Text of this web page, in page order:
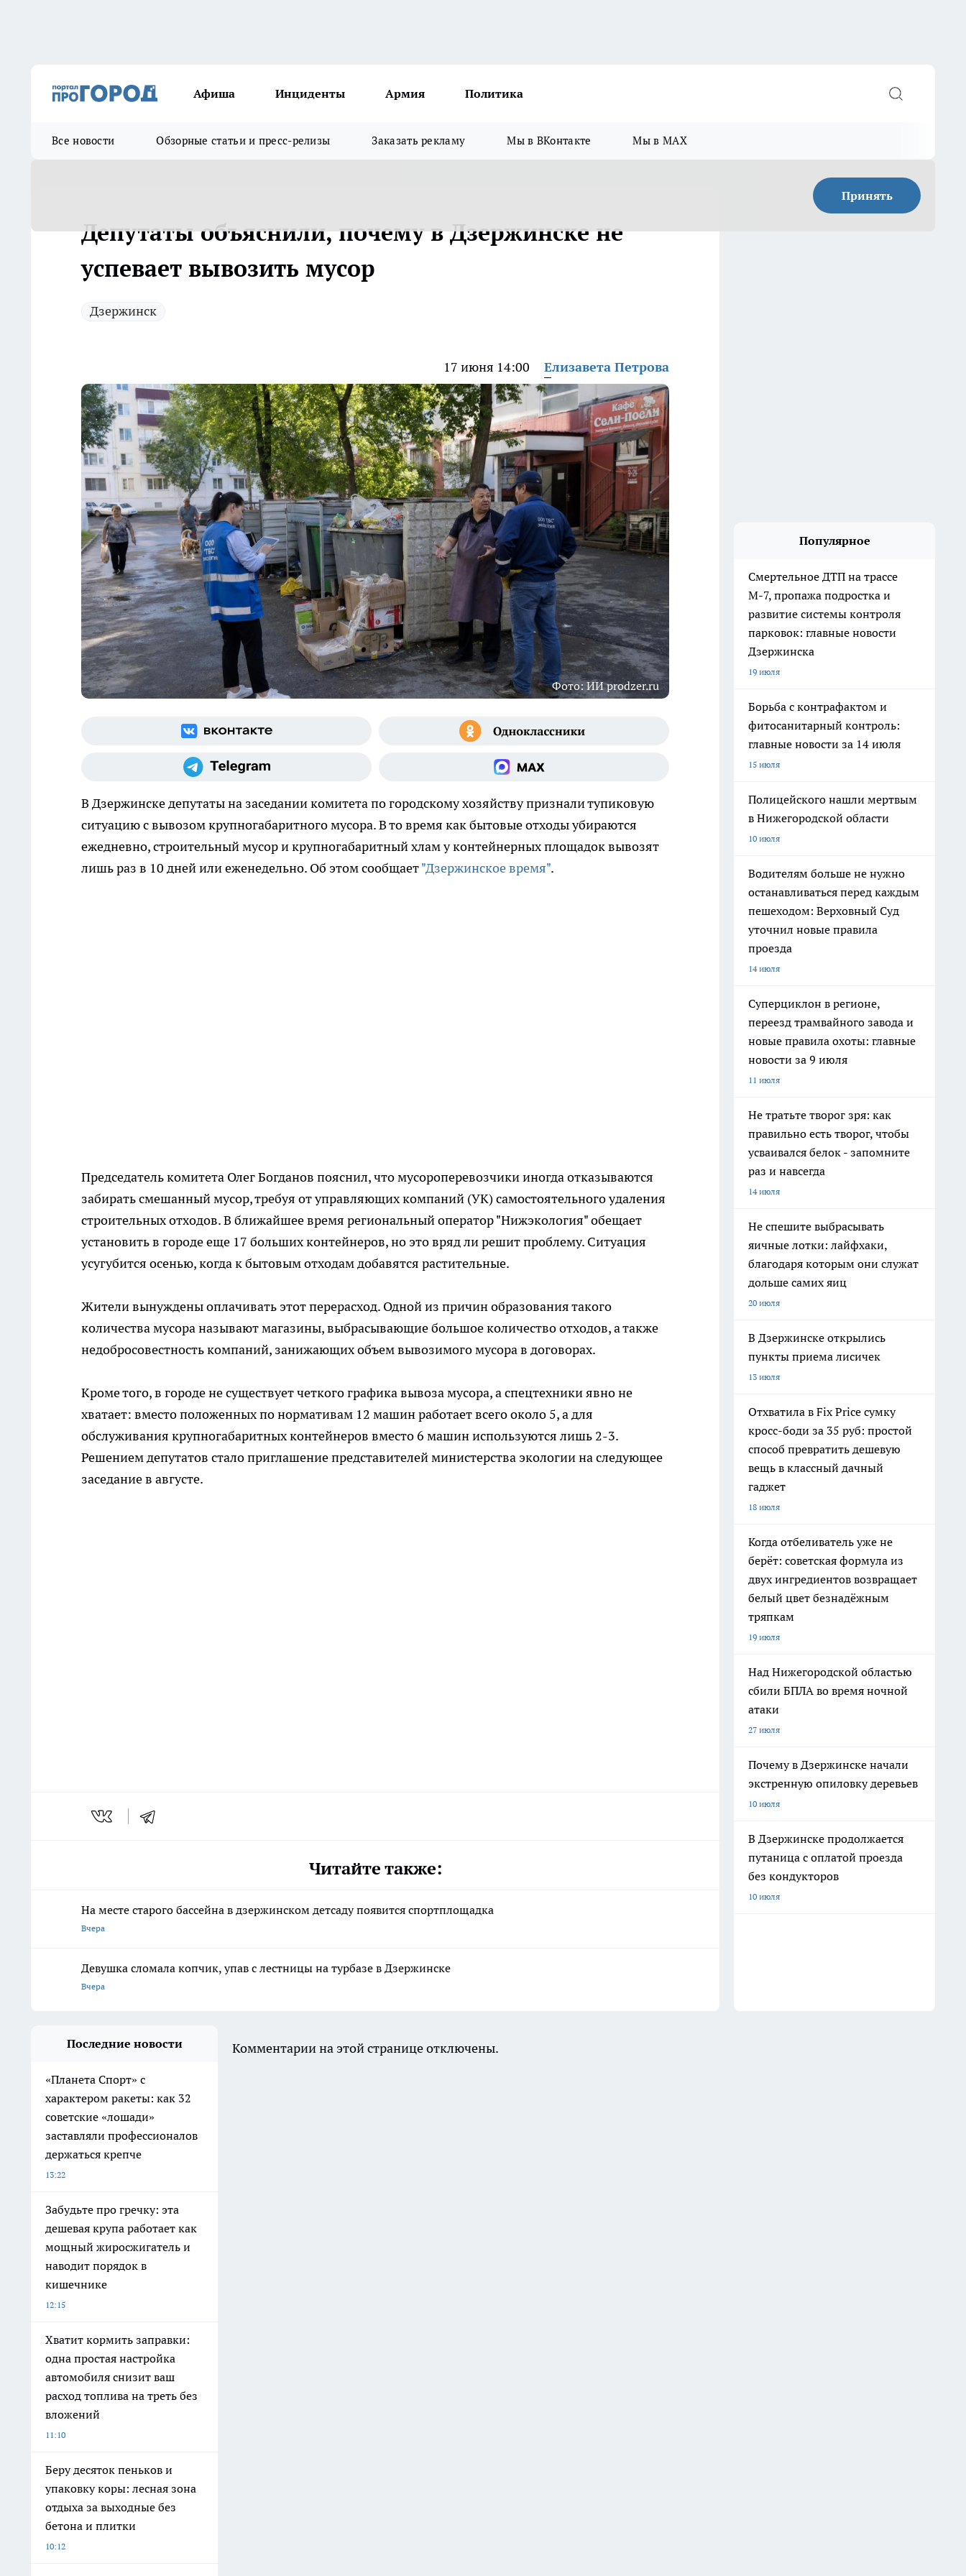
Афиша Инциденты Армия Политика
Все новости Обзорные статьи и пресс-релизы Заказать рекламу Мы в ВКонтакте Мы в MAX
Принять
Депутаты объяснили, почему в Дзержинске не
успевает вывозить мусор
Дзержинск
17 июня 14:00 Елизавета Петрова
Фото: ИИ prodzer.ru
В Дзержинске депутаты на заседании комитета по городскому хозяйству признали тупиковую
ситуацию с вывозом крупногабаритного мусора. В то время как бытовые отходы убираются
ежедневно, строительный мусор и крупногабаритный хлам у контейнерных площадок вывозят
лишь раз в 10 дней или еженедельно. Об этом сообщает"Дзержинское время".
Председатель комитета Олег Богданов пояснил, что мусороперевозчики иногда отказываются
забирать смешанный мусор, требуя от управляющих компаний (УК) самостоятельного удаления
строительных отходов. В ближайшее время региональный оператор "Нижэкология" обещает
установить в городе еще 17 больших контейнеров, но это вряд ли решит проблему. Ситуация
усугубится осенью, когда к бытовым отходам добавятся растительные.
Жители вынуждены оплачивать этот перерасход. Одной из причин образования такого
количества мусора называют магазины, выбрасывающие большое количество отходов, а также
недобросовестность компаний, занижающих объем вывозимого мусора в договорах.
Кроме того, в городе не существует четкого графика вывоза мусора, а спецтехники явно не
хватает: вместо положенных по нормативам 12 машин работает всего около 5, а для
обслуживания крупногабаритных контейнеров вместо 6 машин используются лишь 2-3.
Решением депутатов стало приглашение представителей министерства экологии на следующее
заседание в августе.
Читайте также:
На месте старого бассейна в дзержинском детсаду появится спортплощадка
Вчера
Девушка сломала копчик, упав с лестницы на турбазе в Дзержинске
Вчера
Популярное
Смертельное ДТП на трассе
М-7, пропажа подростка и
развитие системы контроля
парковок: главные новости
Дзержинска
19 июля
Борьба с контрафактом и
фитосанитарный контроль:
главные новости за 14 июля
15 июля
Полицейского нашли мертвым
в Нижегородской области
10 июля
Водителям больше не нужно
останавливаться перед каждым
пешеходом: Верховный Суд
уточнил новые правила
проезда
14 июля
Суперциклон в регионе,
переезд трамвайного завода и
новые правила охоты: главные
новости за 9 июля
11 июля
Не тратьте творог зря: как
правильно есть творог, чтобы
усваивался белок - запомните
раз и навсегда
14 июля
Не спешите выбрасывать
яичные лотки: лайфхаки,
благодаря которым они служат
дольше самих яиц
20 июля
В Дзержинске открылись
пункты приема лисичек
13 июля
Отхватила в Fix Price сумку
кросс-боди за 35 руб: простой
способ превратить дешевую
вещь в классный дачный
гаджет
18 июля
Когда отбеливатель уже не
берёт: советская формула из
двух ингредиентов возвращает
белый цвет безнадёжным
тряпкам
19 июля
Над Нижегородской областью
сбили БПЛА во время ночной
атаки
27 июля
Почему в Дзержинске начали
экстренную опиловку деревьев
10 июля
В Дзержинске продолжается
путаница с оплатой проезда
без кондукторов
10 июля
Последние новости
«Планета Спорт» с
характером ракеты: как 32
советские «лошади»
заставляли профессионалов
держаться крепче
13:22
Забудьте про гречку: эта
дешевая крупа работает как
мощный жиросжигатель и
наводит порядок в
кишечнике
12:15
Хватит кормить заправки:
одна простая настройка
автомобиля снизит ваш
расход топлива на треть без
вложений
11:10
Беру десяток пеньков и
упаковку коры: лесная зона
отдыха за выходные без
бетона и плитки
10:12
Комментарии на этой странице отключены.